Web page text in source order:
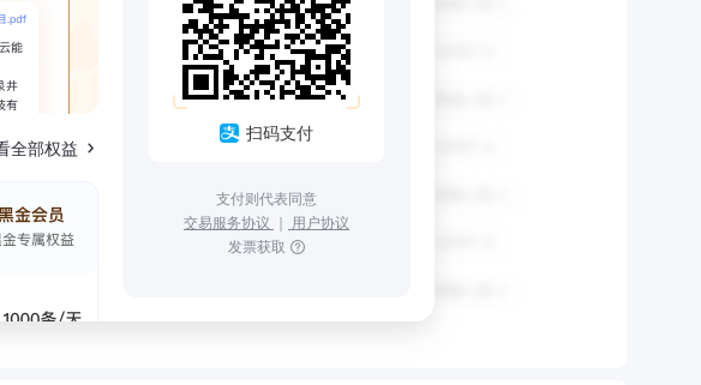
全部权益
扫码支付
支付则代表同意
交易服务协议 ｜ 用户协议
发票获取